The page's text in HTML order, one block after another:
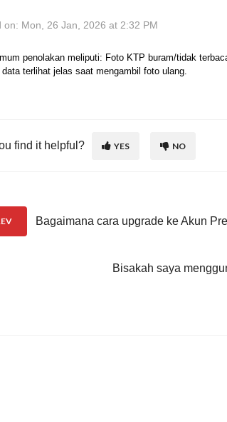
on: Mon, 26 Jan, 2026 at 2:32 PM
penolakan meliputi: Foto KTP buram/tidak
data terlihat jelas saat mengambil foto ulang.
find it helpful? YES NO
Bagaimana cara upgrade ke Akun
Bisakah saya